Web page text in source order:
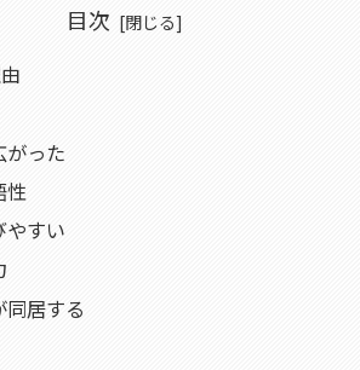
目次
がった
性
やすい
居する